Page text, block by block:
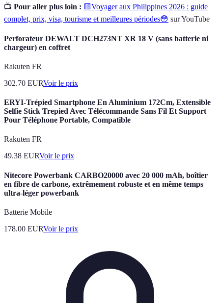
📺 Pour aller plus loin : 🟨Voyager aux Philippines 2026 : guide
complet, prix, visa, tourisme et meilleures périodes😳 sur YouTube
Perforateur DEWALT DCH273NT XR 18 V (sans batterie ni
chargeur) en coffret
Rakuten FR
302.70 EURVoir le prix
ERYI-Trépied Smartphone En Aluminium 172Cm, Extensible
Selfie Stick Trepied Avec Télécommande Sans Fil Et Support
Pour Téléphone Portable, Compatible
Rakuten FR
49.38 EURVoir le prix
Nitecore Powerbank CARBO20000 avec 20 000 mAh, boîtier
en fibre de carbone, extrêmement robuste et en même temps
ultra-léger powerbank
Batterie Mobile
178.00 EURVoir le prix